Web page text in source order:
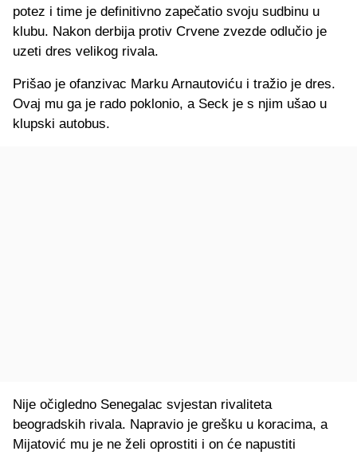
potez i time je definitivno zapečatio svoju sudbinu u
klubu. Nakon derbija protiv Crvene zvezde odlučio je
uzeti dres velikog rivala.
Prišao je ofanzivac Marku Arnautoviću i tražio je dres.
Ovaj mu ga je rado poklonio, a Seck je s njim ušao u
klupski autobus.
Nije očigledno Senegalac svjestan rivaliteta
beogradskih rivala. Napravio je grešku u koracima, a
Mijatović mu je ne želi oprostiti i on će napustiti